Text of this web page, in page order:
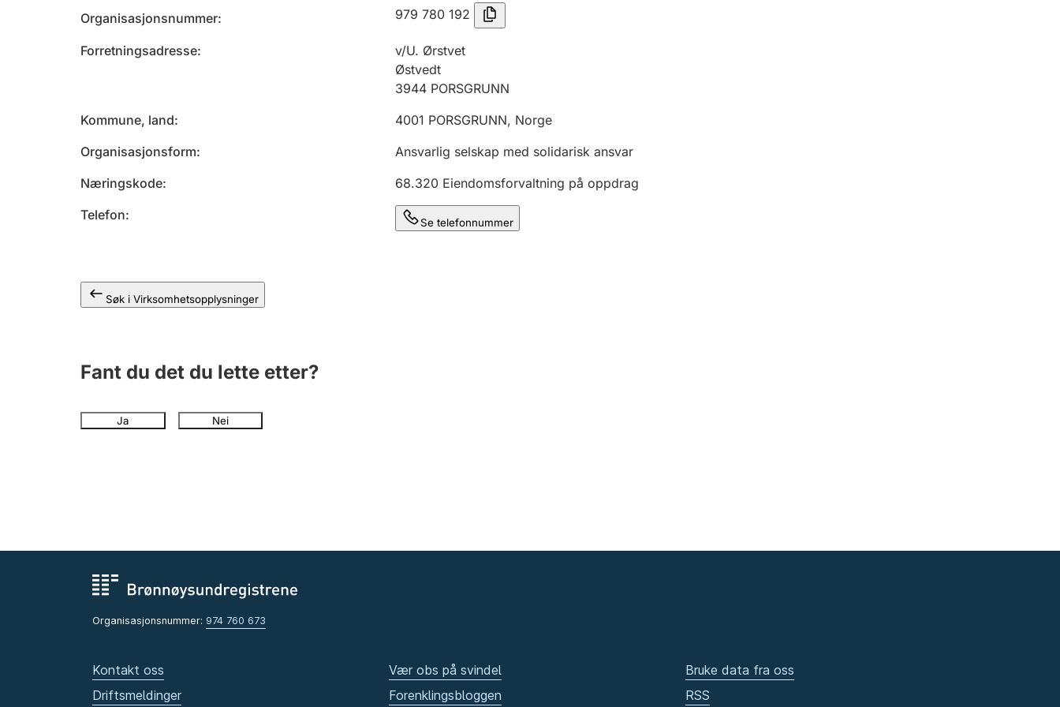
Organisasjonsnummer 979 780 192
Forretningsadresse
v/U. Ørstvet
Østvedt
3944 PORSGRUNN
Kommune, land
4001 PORSGRUNN, Norge
Organisasjonsform
Ansvarlig selskap med solidarisk ansvar
Næringskode
68.320 Eiendomsforvaltning på oppdrag
Telefon
Se telefonnummer
Søk i Virksomhetsopplysninger
Fant du det du lette etter?
Ja Nei
Organisasjonsnummer: 974 760 673
Kontakt oss
Driftsmeldinger
Vær obs på svindel
Forenklingsbloggen
Bruke data fra oss
RSS